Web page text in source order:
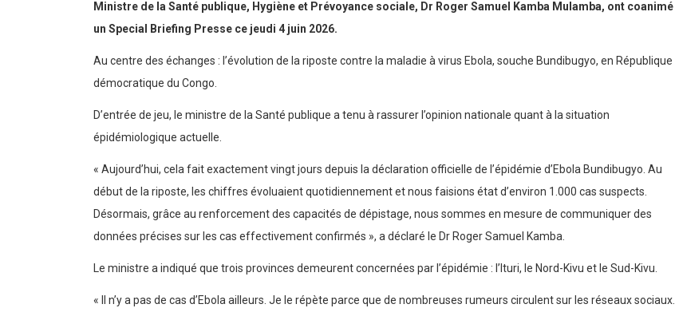
Ministre de la Santé publique, Hygiène et Prévoyance sociale, Dr Roger Samuel Kamba Mulamba, ont coanimé
un Special Briefing Presse ce jeudi 4 juin 2026.
Au centre des échanges : l’évolution de la riposte contre la maladie à virus Ebola, souche Bundibugyo, en République
démocratique du Congo.
D’entrée de jeu, le ministre de la Santé publique a tenu à rassurer l’opinion nationale quant à la situation
épidémiologique actuelle.
« Aujourd’hui, cela fait exactement vingt jours depuis la déclaration officielle de l’épidémie d’Ebola Bundibugyo. Au
début de la riposte, les chiffres évoluaient quotidiennement et nous faisions état d’environ 1.000 cas suspects.
Désormais, grâce au renforcement des capacités de dépistage, nous sommes en mesure de communiquer des
données précises sur les cas effectivement confirmés », a déclaré le Dr Roger Samuel Kamba.
Le ministre a indiqué que trois provinces demeurent concernées par l’épidémie : l’Ituri, le Nord-Kivu et le Sud-Kivu.
« Il n’y a pas de cas d’Ebola ailleurs. Je le répète parce que de nombreuses rumeurs circulent sur les réseaux sociaux.